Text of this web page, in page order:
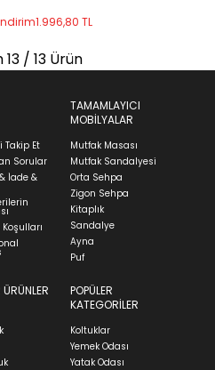
1.996,80 TL
13 / 13 Ürün
Takip Et
Sorular
İade &
TAMAMLAYICI
MOBİLYALAR
Mutfak Masası
Mutfak Sandalyesi
Orta Sehpa
Zigon Sehpa
Kitaplık
Sandalye
Ayna
Puf
ÜRÜNLER
POPÜLER
KATEGORİLER
Koltuklar
Yemek Odası
Yatak Odası